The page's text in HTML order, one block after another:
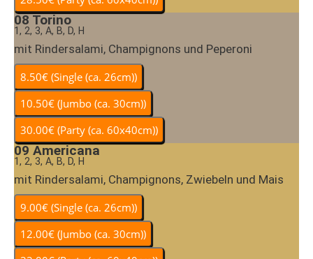
08 Torino
1, 2, 3, A, B, D, H
mit Rindersalami, Champignons und Peperoni
09 Americana
1, 2, 3, A, B, D, H
mit Rindersalami, Champignons, Zwiebeln und Mais